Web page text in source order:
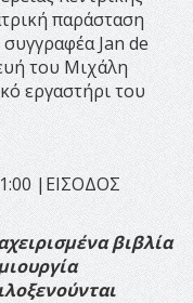
παράσταση
Jan de
του Μιχάλη
εργαστήρι του
|ΕΙΣΟΔΟΣ
βιβλία